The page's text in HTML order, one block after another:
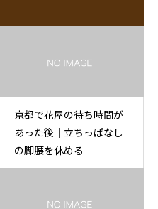
京都で花屋の待ち時間が
あった後｜立ちっぱなし
の脚腰を休める